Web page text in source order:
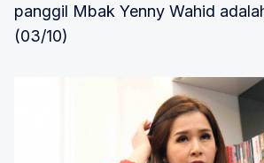
panggil Mbak Yenny Wahid
(03/10)